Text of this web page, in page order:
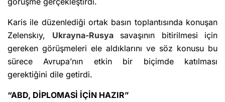
Karis ile düzenlediği ortak basın toplantısında konuşan
Zelenskıy, Ukrayna-Rusyasavaşının bitirilmesi için
gereken görüşmeleri ele aldıklarını ve söz konusu bu
sürece Avrupa’nın etkin bir biçimde katılması
gerektiğini dile getirdi.
“ABD, DİPLOMASİ İÇİN HAZIR”